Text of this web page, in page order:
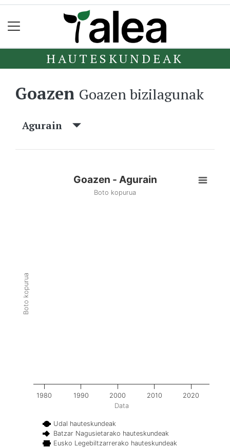
HAUTESKUNDEAK
Goazen Goazen bizilagunak
Agurain
Data
Boto kopurua
Goazen - Agurain
Boto kopurua
Udal hauteskundeak
Batzar Nagusietarako hauteskundeak
Eusko Legebiltzarrerako hauteskundeak
1980 1990 2000 2010 2020